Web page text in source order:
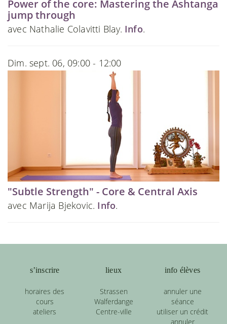
Power of the core: Mastering the Ashtanga
jump through
avec Nathalie Colavitti Blay. Info.
Dim. sept. 06, 09:00 - 12:00
"Subtle Strength" - Core & Central Axis
avec Marija Bjekovic. Info.
s’inscrire
horaires des
cours
ateliers
lieux
Strassen
Walferdange
Centre-ville
info élèves
annuler une
séance
utiliser un crédit
annuler